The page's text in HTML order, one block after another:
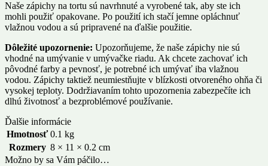
Naše zápichy na tortu sú navrhnuté a vyrobené tak, aby ste ich
mohli použiť opakovane. Po použití ich stačí jemne opláchnuť
vlažnou vodou a sú pripravené na ďalšie použitie.
Dôležité upozornenie: Upozorňujeme, že naše zápichy nie sú
vhodné na umývanie v umývačke riadu. Ak chcete zachovať ich
pôvodné farby a pevnosť, je potrebné ich umývať iba vlažnou
vodou. Zápichy taktiež neumiestňujte v blízkosti otvoreného ohňa či
vysokej teploty. Dodržiavaním tohto upozornenia zabezpečíte ich
dlhú životnosť a bezproblémové používanie.
Ďalšie informácie
Hmotnosť 0.1 kg
Rozmery 8 × 11 × 0.2 cm
Možno by sa Vám páčilo…